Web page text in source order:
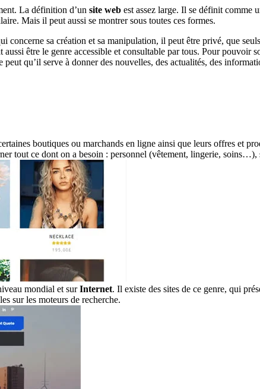
La définition d’un site web est assez large. Il se définit comme
Mais il peut aussi se montrer sous toutes ces formes.
sa création et sa manipulation, il peut être privé, que
être le genre accessible et consultable par tous. Pour pouvoir
qu’il serve à donner des nouvelles, des actualités, des
boutiques ou marchands en ligne ainsi que leurs offres et
tout ce dont on a besoin : personnel (vêtement, lingerie,
mondial et surInternet. Il existe des sites de ce genre, qui
sur les moteurs de recherche.